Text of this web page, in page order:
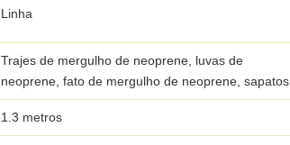
Linha
Trajes de mergulho de neoprene, luvas de
neoprene, fato de mergulho de neoprene, sapatos
1.3 metros